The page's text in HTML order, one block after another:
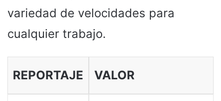
variedad de velocidades para
cualquier trabajo.
REPORTAJE VALOR